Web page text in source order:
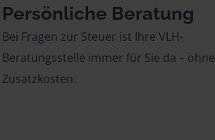
Persönliche Beratung
Bei Fragen zur Steuer ist Ihre VLH-
Beratungsstelle immer für Sie da – ohne
Zusatzkosten.